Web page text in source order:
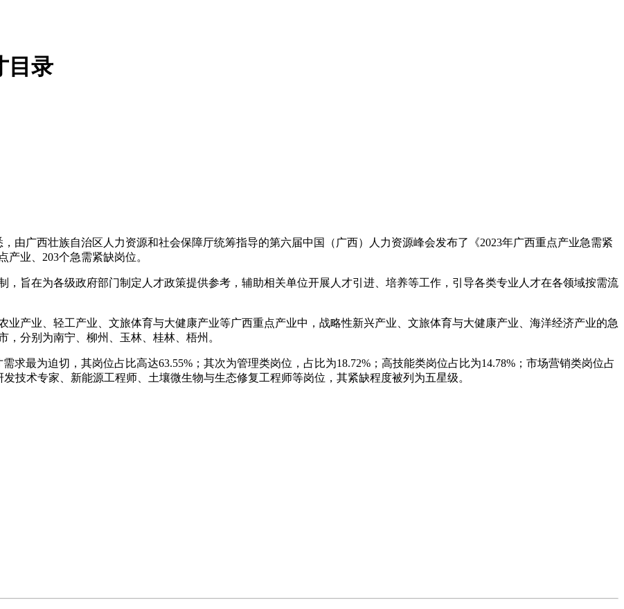
目录
由广西壮族自治区人力资源和社会保障厅统筹指导的第六届中国（广西）人力资源峰会发布了《2023年广西重点产业急需紧
业、203个急需紧缺岗位。
，旨在为各级政府部门制定人才政策提供参考，辅助相关单位开展人才引进、培养等工作，引导各类专业人才在各领域按需流
产业、轻工产业、文旅体育与大健康产业等广西重点产业中，战略性新兴产业、文旅体育与大健康产业、海洋经济产业的急
分别为南宁、柳州、玉林、桂林、梧州。
求最为迫切，其岗位占比高达63.55%；其次为管理类岗位，占比为18.72%；高技能类岗位占比为14.78%；市场营销类岗位占
技术专家、新能源工程师、土壤微生物与生态修复工程师等岗位，其紧缺程度被列为五星级。